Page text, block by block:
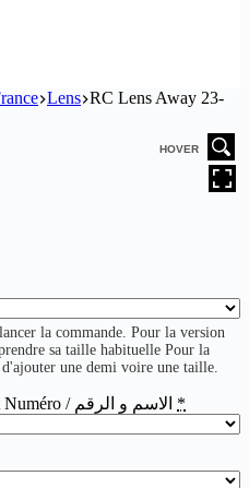
Lens RC Lens Away 23-
HOVER
la commande. Pour la version
sa taille habituelle Pour la
une demi voire une taille.
Personnalisation Flocage: Nom et Numéro / الاسم و الرقم *